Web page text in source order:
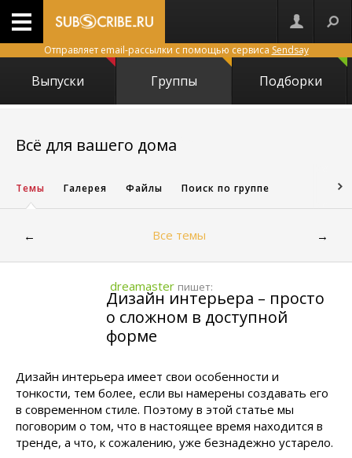
Отправляет email-рассылки с помощью сервиса Sendsay
Выпуски Группы Подборки
Всё для вашего дома
Темы Галерея Файлы Поиск по группе
← Все темы →
dreamaster пишет:
Дизайн интерьера – просто
о сложном в доступной
форме
Дизайн интерьера имеет свои особенности и
тонкости, тем более, если вы намерены создавать его
в современном стиле. Поэтому в этой статье мы
поговорим о том, что в настоящее время находится в
тренде, а что, к сожалению, уже безнадежно устарело.